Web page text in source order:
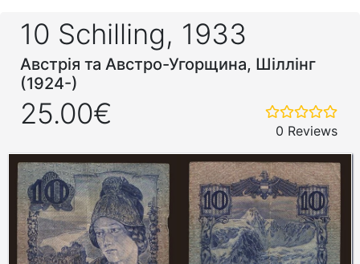
10 Schilling, 1933
Австрія та Австро-Угорщина, Шіллінг
(1924-)
25.00€
0 Reviews